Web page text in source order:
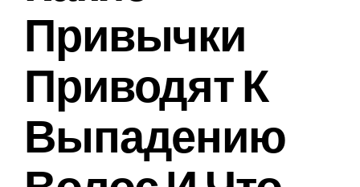
Привычки
Приводят К
Выпадению